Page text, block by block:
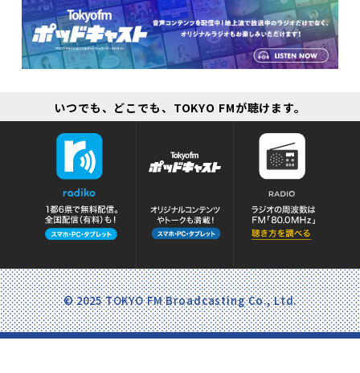
いつでも、どこでも、TOKYO FMが聴けます。
© 2025 TOKYO FM Broadcasting Co., Ltd.